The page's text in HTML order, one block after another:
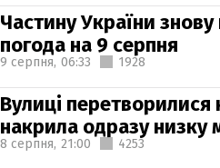
Частину України
погода на 9 серпня
9 серпня, 06:33 1928
Вулиці перетворилися
накрила одразу низку
8 серпня, 21:00 4253